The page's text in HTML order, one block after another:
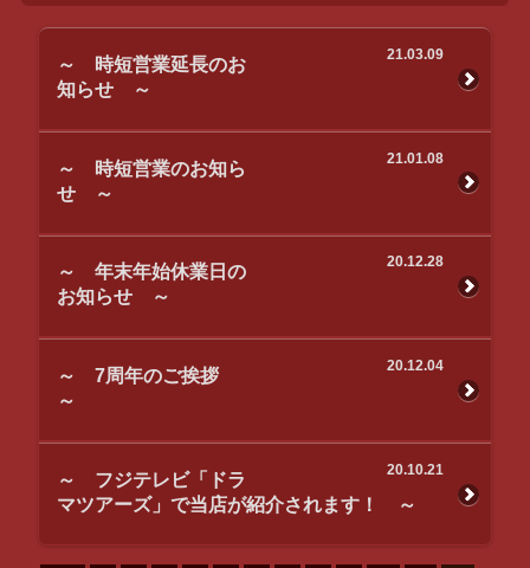
21.03.09
～ 時短営業延長のお
知らせ ～
21.01.08
～ 時短営業のお知ら
せ ～
20.12.28
～ 年末年始休業日の
お知らせ ～
20.12.04
～ 7周年のご挨拶
～
20.10.21
～ フジテレビ「ドラ
マツアーズ」で当店が紹介されます！ ～